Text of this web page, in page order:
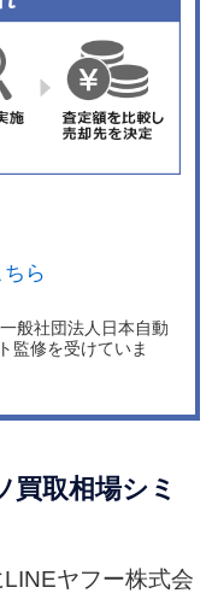
ら
般社団法人日本自動
監修を受けていま
取相場シミ
ヤフー株式会